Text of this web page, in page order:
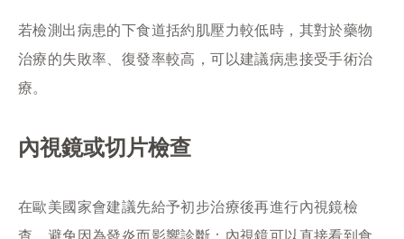
若檢測出病患的下食道括約肌壓力較低時，其對於藥物
治療的失敗率、復發率較高，可以建議病患接受手術治
療。
內視鏡或切片檢查
在歐美國家會建議先給予初步治療後再進行內視鏡檢